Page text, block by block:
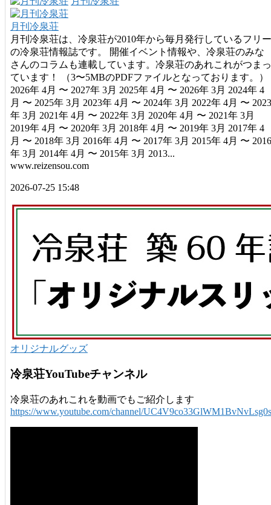
月刊冷泉荘
月刊冷泉荘は、冷泉荘が2010年から毎月発行しているフリー
の冷泉荘情報誌です。 開催イベント情報や、冷泉荘のみな
さんのコラムも連載しています。冷泉荘のあれこれがつまっ
ています！ （3〜5MBのPDFファイルとなっております。）
2026年 4月 〜 2027年 3月 2025年 4月 〜 2026年 3月 2024年 4
月 〜 2025年 3月 2023年 4月 〜 2024年 3月 2022年 4月 〜 2023
年 3月 2021年 4月 〜 2022年 3月 2020年 4月 〜 2021年 3月
2019年 4月 〜 2020年 3月 2018年 4月 〜 2019年 3月 2017年 4
月 〜 2018年 3月 2016年 4月 〜 2017年 3月 2015年 4月 〜 2016
年 3月 2014年 4月 〜 2015年 3月 2013...
www.reizensou.com
2026-07-25 15:48
オリジナルグッズ
冷泉荘YouTubeチャンネル
冷泉荘のあれこれを動画でもご紹介します
https://www.youtube.com/channel/